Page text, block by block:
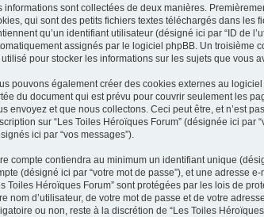
informations sont collectées de deux manières.
qui sont des petits fichiers textes téléchargés dans les
qu’un identifiant utilisateur (désigné ici par “ID de
assignés par le logiciel phpBB. Un troisième
utilisé pour stocker les informations sur les sujets que vous
pouvons également créer des cookies externes au
du document qui est prévu pour couvrir seulement les
envoyez et que nous collectons. Ceci peut être, et n’est
sur “Les Toiles Héroïques Forum” (désignée ici
ici par “vos messages”).
compte contiendra au minimum un identifiant unique
(désigné ici par “votre mot de passe”), et une adresse
Toiles Héroïques Forum” sont protégées par les lois de
nom d’utilisateur, de votre mot de passe et de votre
ou non, reste à la discrétion de “Les Toiles